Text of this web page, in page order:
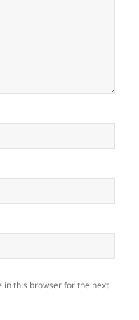
in this browser for the next